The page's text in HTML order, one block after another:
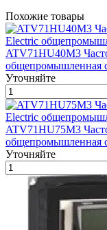
Похожие товары
ATV71HU40M3
общепромышленная
Уточняйте
ATV71HU75M3
общепромышленная
Уточняйте